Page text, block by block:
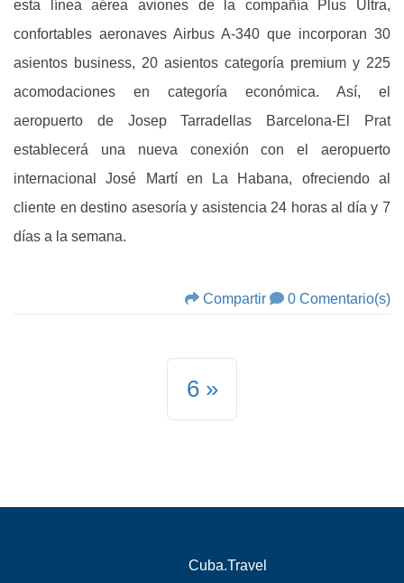
esta línea aérea aviones de la compañía Plus Ultra,
confortables aeronaves Airbus A-340 que incorporan 30
asientos business, 20 asientos categoría premium y 225
acomodaciones en categoría económica. Así, el
aeropuerto de Josep Tarradellas Barcelona-El Prat
establecerá una nueva conexión con el aeropuerto
internacional José Martí en La Habana, ofreciendo al
cliente en destino asesoría y asistencia 24 horas al día y 7
días a la semana.
Compartir 0 Comentario(s)
6
Cuba.Travel